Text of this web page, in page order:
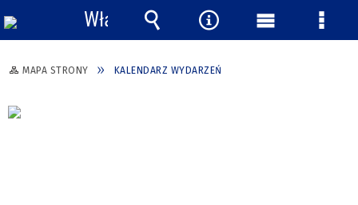
MAPA STRONY KALENDARZ WYDARZEŃ
Włącz
powiadomienia
Wyszukiwarka
Narzędzia
Menu Menu